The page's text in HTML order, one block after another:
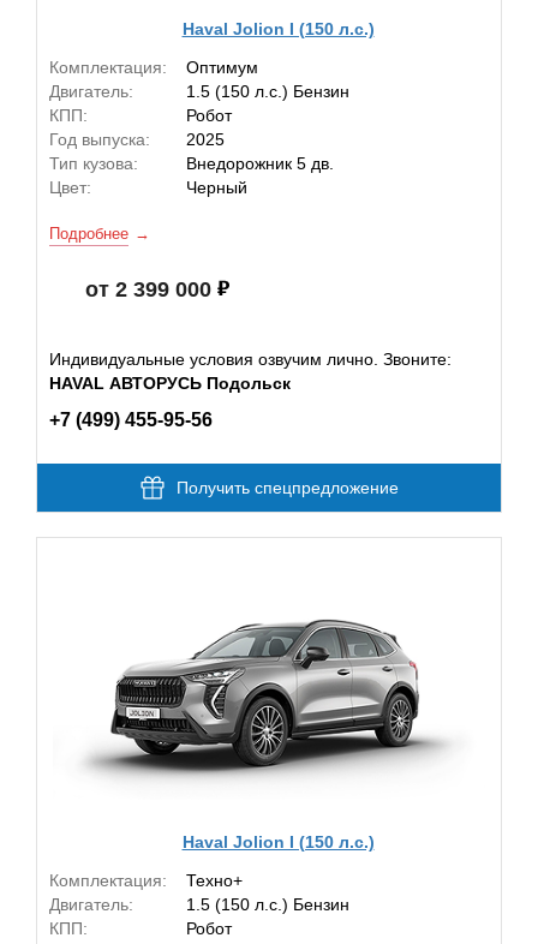
Haval Jolion I (150 л.с.)
Комплектация:
Оптимум
Двигатель:
1.5 (150 л.с.) Бензин
КПП:
Робот
Год выпуска:
2025
Тип кузова:
Внедорожник 5 дв.
Цвет:
Черный
Подробнее
от 2 399 000
Индивидуальные условия озвучим лично. Звоните:
HAVAL АВТОРУСЬ Подольск
+7 (499) 455-95-56
Получить спецпредложение
Haval Jolion I (150 л.с.)
Комплектация:
Техно+
Двигатель:
1.5 (150 л.с.) Бензин
КПП:
Робот